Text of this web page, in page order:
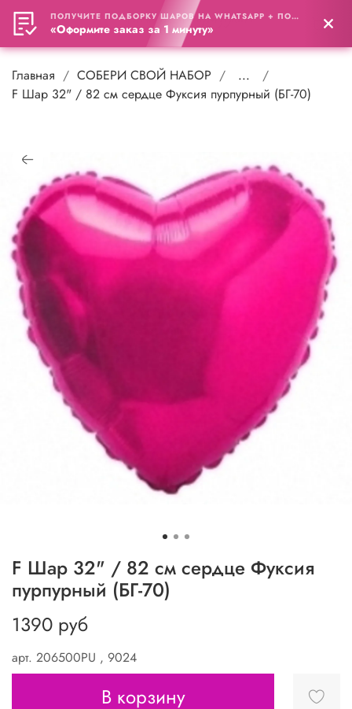
0
Главная СОБЕРИ СВОЙ НАБОР
...
F Шар 32" / 82 см сердце Фуксия пурпурный (БГ-70)
арт. 206500PU , 9024
F Шар 32" / 82 см сердце Фуксия
пурпурный (БГ-70)
1390 руб
В корзину
ПОЛУЧИТЕ ПОДБОРКУ ШАРОВ НА WHATSAPP + ПОДАРОК
«Оформите заказ за 1 минуту»